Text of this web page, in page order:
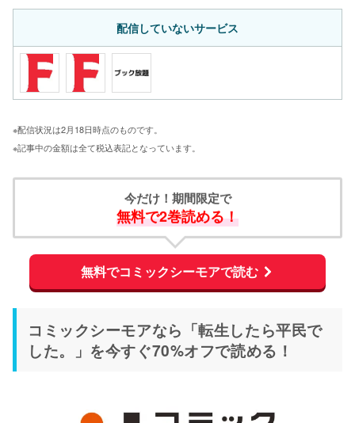
配信していないサービス
※配信状況は2月18日時点のものです。
※記事中の金額は全て税込表記となっています。
今だけ！期間限定で
無料で2巻読める！
無料でコミックシーモアで読む
コミックシーモアなら「転生したら平民で
した。」を今すぐ70%オフで読める！